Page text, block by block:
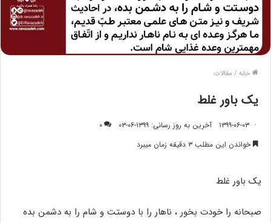
خانه / مقالات
یک باور غلط
۱۳۹۹-۰۶-۰۳ آخرین به روز رسانی: ۱۳۹۹-۰۶-۰۳
۰
خواندن این مطلب ۳ دقیقه زمان میبرد
یک باور غلط
صبحانه را خودت بخور ، ناهار را با دوستت و شام را به دشمن بده